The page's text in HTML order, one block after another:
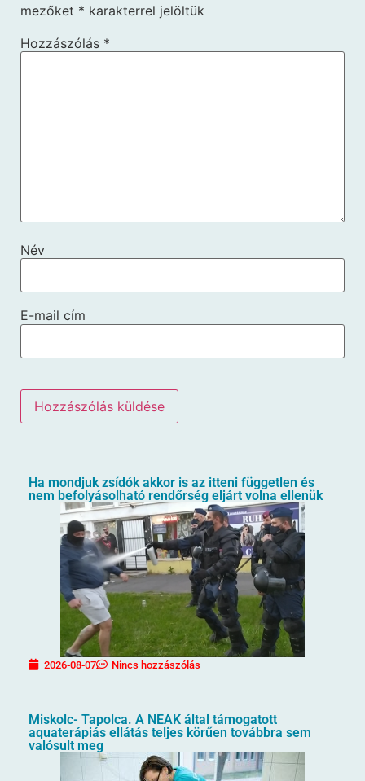
mezőket * karakterrel jelöltük
Hozzászólás *
Név
E-mail cím
Ha mondjuk zsídók akkor is az itteni független és
nem befolyásolható rendőrség eljárt volna ellenük
2026-08-07 Nincs hozzászólás
Miskolc- Tapolca. A NEAK által támogatott
aquaterápiás ellátás teljes körűen továbbra sem
valósult meg